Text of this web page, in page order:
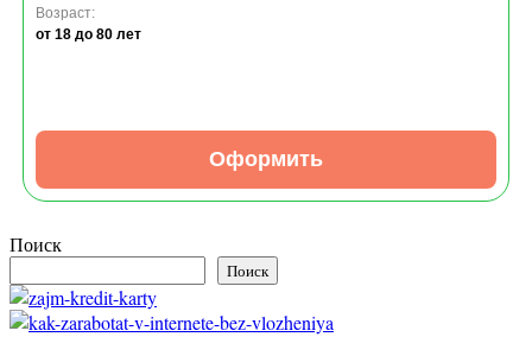
Возраст:
от 18 до 80 лет
Оформить
Поиск
Поиск